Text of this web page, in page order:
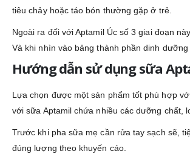
tiêu chảy hoặc táo bón thường gặp ở trẻ.
Ngoài ra đối với Aptamil Úc số 3 giai đoạn
Và khi nhìn vào bảng thành phần dinh
Hướng dẫn sử dụng sữa
Lựa chọn được một sản phẩm tốt phù hợp
với sữa Aptamil chứa nhiều các dưỡng chất,
Trước khi pha sữa mẹ cần rửa tay sạch sẽ,
đúng lượng theo khuyến cáo.